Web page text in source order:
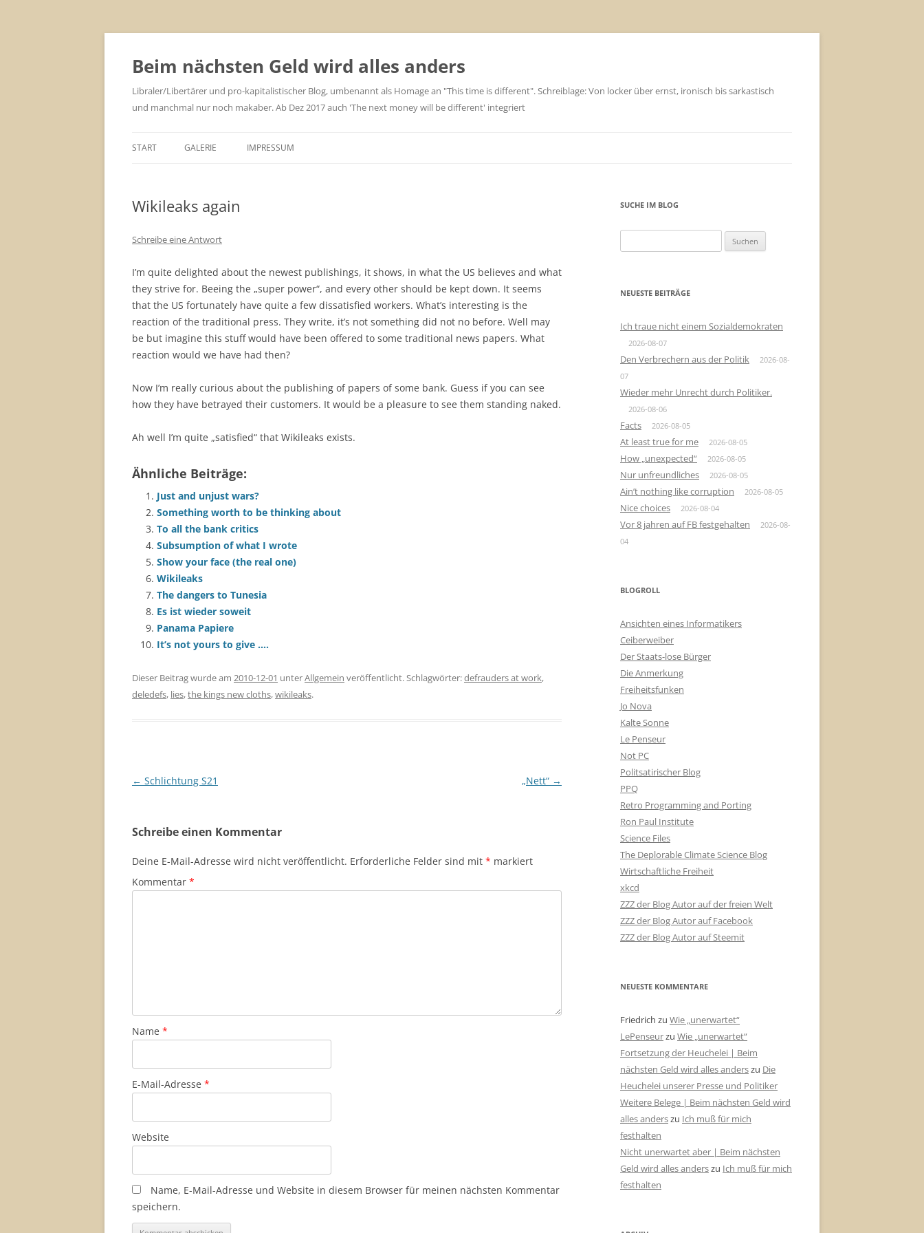
Zum
springen
Beim nächsten Geld wird alles anders
Libraler/Libertärer und pro-kapitalistischer Blog, umbenannt als Homage an "This time is different". Schreiblage: Von locker über ernst, ironisch bis sarkastisch
und manchmal nur noch makaber. Ab Dez 2017 auch 'The next money will be different' integriert
START GALERIE IMPRESSUM
Wikileaks again
Schreibe eine Antwort
I’m quite delighted about the newest publishings, it shows, in what the US believes and what
they strive for. Beeing the „super power“, and every other should be kept down. It seems
that the US fortunately have quite a few dissatisfied workers. What’s interesting is the
reaction of the traditional press. They write, it’s not something did not no before. Well may
be but imagine this stuff would have been offered to some traditional news papers. What
reaction would we have had then?
Now I’m really curious about the publishing of papers of some bank. Guess if you can see
how they have betrayed their customers. It would be a pleasure to see them standing naked.
Ah well I’m quite „satisfied“ that Wikileaks exists.
Ähnliche Beiträge:
Just and unjust wars?
Something worth to be thinking about
To all the bank critics
Subsumption of what I wrote
Show your face (the real one)
Wikileaks
The dangers to Tunesia
Es ist wieder soweit
Panama Papiere
It’s not yours to give ….
Dieser Beitrag wurde am 2010-12-01 unterAllgemein veröffentlicht. Schlagwörter:defrauders at work,
deledefs, lies,the kings new cloths,wikileaks.
Beitragsnavigation
← Schlichtung S21 „Nett“ →
Schreibe einen Kommentar
Deine E-Mail-Adresse wird nicht veröffentlicht. Erforderliche Felder sind mit * markiert
Kommentar *
Name *
E-Mail-Adresse *
Website
Name, E-Mail-Adresse und Website in diesem Browser für meinen nächsten Kommentar
speichern.
SUCHE IM BLOG
nach:
NEUESTE BEITRÄGE
Ich traue nicht einem Sozialdemokraten
2026-08-07
Den Verbrechern aus der Politik
2026-08-
07
Wieder mehr Unrecht durch Politiker.
2026-08-06
Facts 2026-08-05
At least true for me 2026-08-05
How „unexpected“ 2026-08-05
Nur unfreundliches 2026-08-05
Ain’t nothing like corruption 2026-08-05
Nice choices 2026-08-04
Vor 8 jahren auf FB festgehalten
2026-08-
04
BLOGROLL
Ansichten eines Informatikers
Ceiberweiber
Der Staats-lose Bürger
Die Anmerkung
Freiheitsfunken
Jo Nova
Kalte Sonne
Le Penseur
Not PC
Politsatirischer Blog
PPQ
Retro Programming and Porting
Ron Paul Institute
Science Files
The Deplorable Climate Science Blog
Wirtschaftliche Freiheit
xkcd
ZZZ der Blog Autor auf der freien Welt
ZZZ der Blog Autor auf Facebook
ZZZ der Blog Autor auf Steemit
NEUESTE KOMMENTARE
Friedrich zu Wie „unerwartet“
LePenseurzu Wie „unerwartet“
Fortsetzung der Heuchelei | Beim
nächsten Geld wird alles anderszu Die
Heuchelei unserer Presse und Politiker
Weitere Belege | Beim nächsten Geld wird
alles anderszu Ich muß für mich
festhalten
Nicht unerwartet aber | Beim nächsten
Geld wird alles anderszu Ich muß für mich
festhalten